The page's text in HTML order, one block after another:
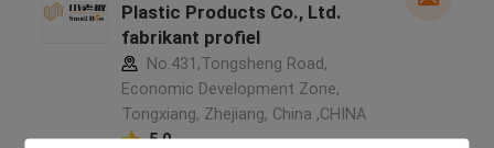
Plastic Products Co., Ltd.
fabrikant profiel
No.431,Tongsheng Road,
Economic Development Zone,
Tongxiang, Zhejiang, China ,CHINA
5.0